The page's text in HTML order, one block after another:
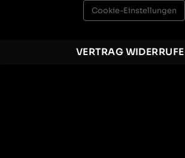
Cookie-Einstellungen
VERTRAG